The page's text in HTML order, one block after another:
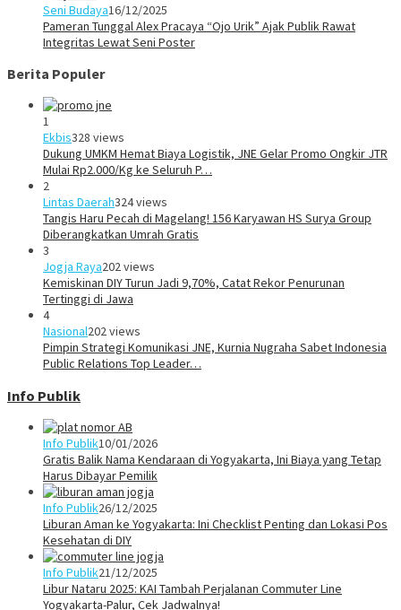
Seni Budaya16/12/2025
Pameran Tunggal Alex Pracaya “Ojo Urik” Ajak Publik Rawat
Integritas Lewat Seni Poster
Berita Populer
1
Ekbis328 views
Dukung UMKM Hemat Biaya Logistik, JNE Gelar Promo Ongkir JTR
Mulai Rp2.000/Kg ke Seluruh P…
2
Lintas Daerah324 views
Tangis Haru Pecah di Magelang! 156 Karyawan HS Surya Group
Diberangkatkan Umrah Gratis
3
Jogja Raya202 views
Kemiskinan DIY Turun Jadi 9,70%, Catat Rekor Penurunan
Tertinggi di Jawa
4
Nasional202 views
Pimpin Strategi Komunikasi JNE, Kurnia Nugraha Sabet Indonesia
Public Relations Top Leader…
Info Publik
Info Publik10/01/2026
Gratis Balik Nama Kendaraan di Yogyakarta, Ini Biaya yang Tetap
Harus Dibayar Pemilik
Info Publik26/12/2025
Liburan Aman ke Yogyakarta: Ini Checklist Penting dan Lokasi Pos
Kesehatan di DIY
Info Publik21/12/2025
Libur Nataru 2025: KAI Tambah Perjalanan Commuter Line
Yogyakarta-Palur, Cek Jadwalnya!